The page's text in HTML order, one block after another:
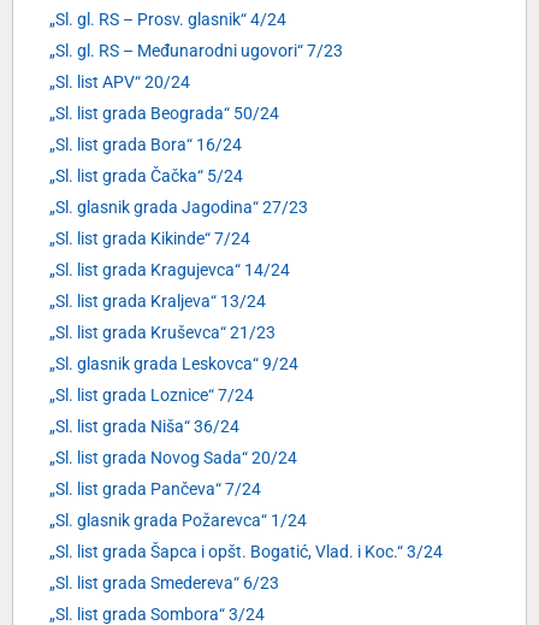
„Sl. gl. RS – Prosv. glasnik“ 4/24
„Sl. gl. RS – Međunarodni ugovori“ 7/23
„Sl. list APV“ 20/24
„Sl. list grada Beograda“ 50/24
„Sl. list grada Bora“ 16/24
„Sl. list grada Čačka“ 5/24
„Sl. glasnik grada Jagodina“ 27/23
„Sl. list grada Kikinde“ 7/24
„Sl. list grada Kragujevca“ 14/24
„Sl. list grada Kraljeva“ 13/24
„Sl. list grada Kruševca“ 21/23
„Sl. glasnik grada Leskovca“ 9/24
„Sl. list grada Loznice“ 7/24
„Sl. list grada Niša“ 36/24
„Sl. list grada Novog Sada“ 20/24
„Sl. list grada Pančeva“ 7/24
„Sl. glasnik grada Požarevca“ 1/24
„Sl. list grada Šapca i opšt. Bogatić, Vlad. i Koc.“ 3/24
„Sl. list grada Smedereva“ 6/23
„Sl. list grada Sombora“ 3/24